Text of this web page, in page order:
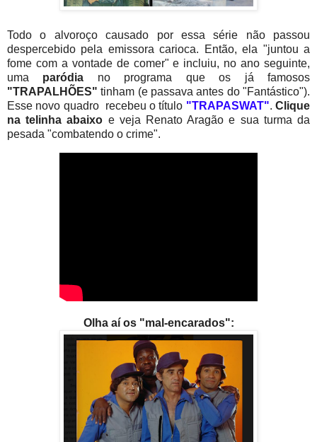
Todo o alvoroço causado por essa série não passou
despercebido pela emissora carioca. Então, ela "juntou a
fome com a vontade de comer" e incluiu, no ano seguinte,
uma paródia no programa que os já famosos
"TRAPALHÕES" tinham (e passava antes do "Fantástico").
Esse novo quadro recebeu o título "TRAPASWAT". Clique
na telinha abaixo e veja Renato Aragão e sua turma da
pesada "combatendo o crime".
Olha aí os "mal-encarados":